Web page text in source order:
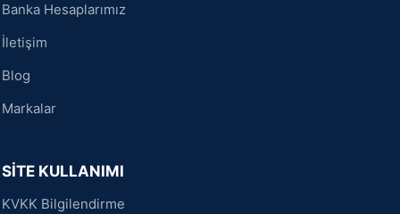
Banka Hesaplarımız
İletişim
Blog
Markalar
SİTE KULLANIMI
KVKK Bilgilendirme